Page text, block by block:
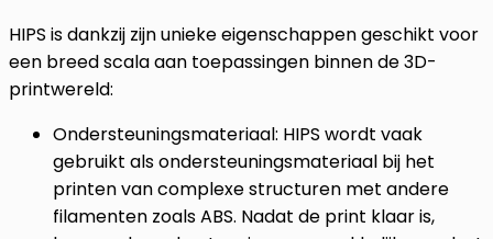
HIPS is dankzij zijn unieke eigenschappen geschikt voor
een breed scala aan toepassingen binnen de 3D-
printwereld:
Ondersteuningsmateriaal: HIPS wordt vaak
gebruikt als ondersteuningsmateriaal bij het
printen van complexe structuren met andere
filamenten zoals ABS. Nadat de print klaar is,